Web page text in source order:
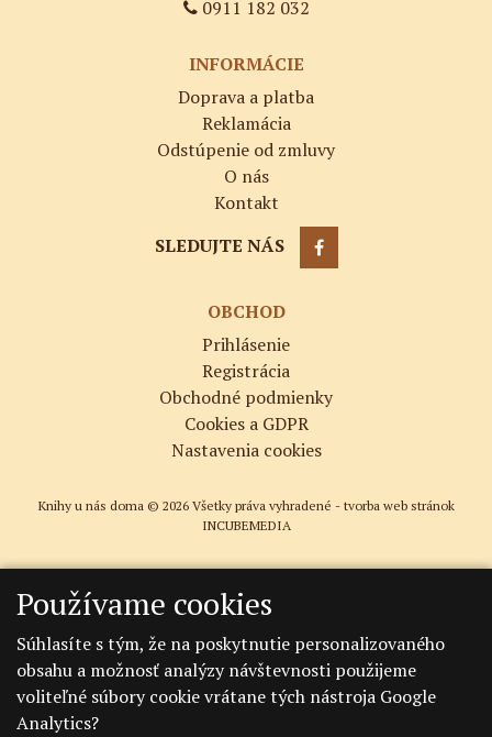
0911 182 032
INFORMÁCIE
Doprava a platba
Reklamácia
Odstúpenie od zmluvy
O nás
Kontakt
SLEDUJTE NÁS
OBCHOD
Prihlásenie
Registrácia
Obchodné podmienky
Cookies a GDPR
Nastavenia cookies
Knihy u nás doma © 2026 Všetky práva vyhradené - tvorba web stránok
INCUBEMEDIA
Používame cookies
Súhlasíte s tým, že na poskytnutie personalizovaného
obsahu a možnosť analýzy návštevnosti použijeme
voliteľné súbory cookie vrátane tých nástroja Google
Analytics?